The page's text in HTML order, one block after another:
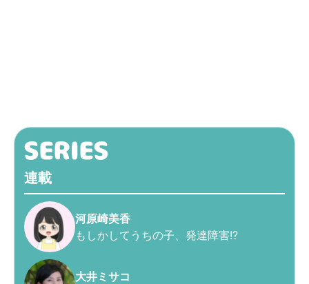
連載
河原崎美香
もしかしてうちの子、発達障害!?
大井ミサコ